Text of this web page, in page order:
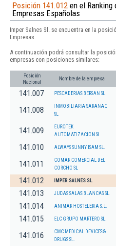
Posición 141.012 en el Ranking
Empresas Españolas
Imper Salnes Sl. se encuentra en la
Empresas.
A continuación podrá consultar la
empresas con posiciones similares:
Posición
Nacional
Nombre de la empresa
141.007 PESCADERIAS BERSAN SL
141.008
INMOBILIARIA SARANAC
SL
141.009
EUROTEK
AUTOMATIZACION SL
141.010 ALWAYS SUNNY ISAM SL.
141.011
COMAR COMERCIAL DEL
CORCHO SL
141.012 IMPER SALNES SL.
141.013 JUDAS SALAS BLANCAS SL.
141.014 ANIMAR HOSTELERIA S.L.
141.015 ELC GRUPO MARTERO SL.
141.016
CMC MEDICAL DEVICES &
DRUGS SL.